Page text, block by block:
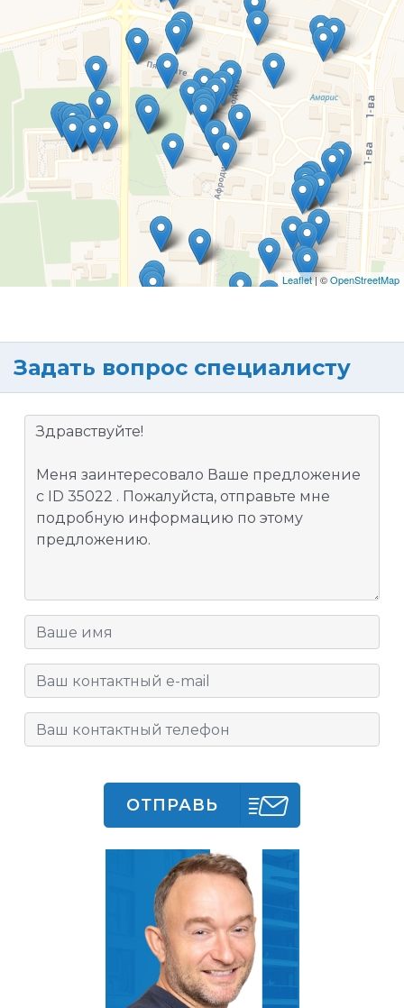
Leaflet| ©OpenStreetMap
Задать вопрос специалисту
ОТПРАВЬ